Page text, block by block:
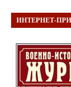
ИНТЕРНЕТ-